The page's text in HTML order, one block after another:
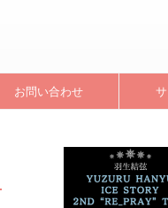
お問い合わせ